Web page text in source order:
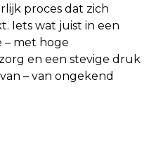
proces dat zich
Iets wat juist in een
– met hoge
en een stevige druk
– van ongekend